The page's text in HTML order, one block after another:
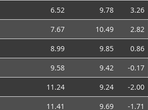
6.52 9.78
3.26
7.67 10.49
2.82
8.99 9.85
0.86
9.58 9.42
-0.17
11.24 9.24
-2.00
11.41 9.69
-1.71